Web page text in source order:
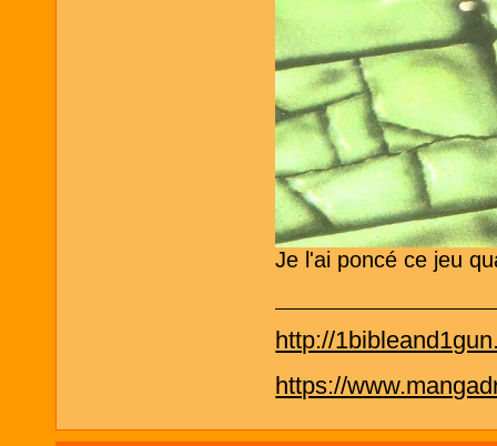
Je l'ai poncé ce jeu
http://
https://